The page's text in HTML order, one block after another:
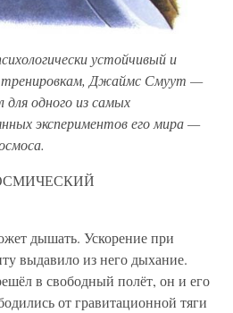
устойчивый и
тренировкам, Джаймс Смуут —
одного из самых
экспериментов его мира —
дышать. Ускорение при
выдавило из него дыхание.
в свободный полёт, он и его
от гравитационной тяги